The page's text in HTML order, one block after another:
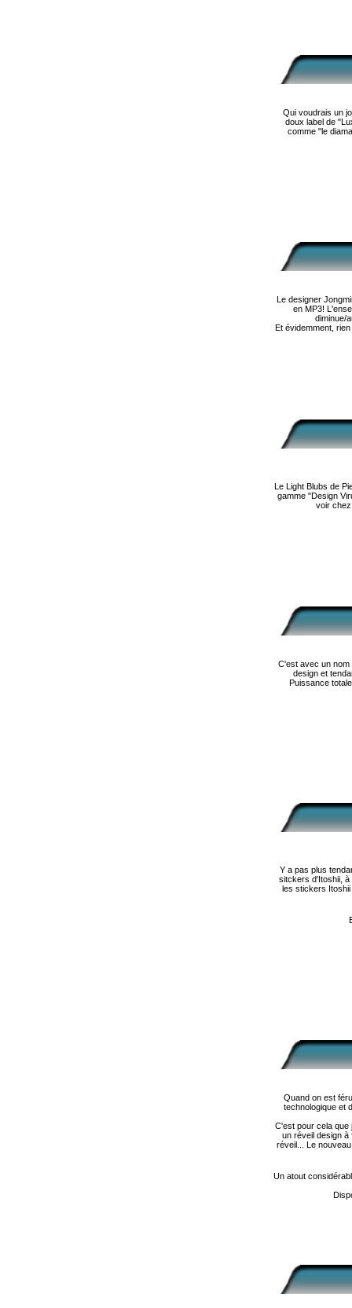
Qui voudrais un
doux label de
comme "le
Le designer
en MP3!
diminue/
Et évidemment,
Le Light Blubs de
gamme "Design
voir
C'est avec un
design et
Puissance
Y a pas plus
sitckers d'Itoshii,
les stickers
Quand on est
technologique et
C'est pour cela que
un réveil design
réveil... Le
Un atout